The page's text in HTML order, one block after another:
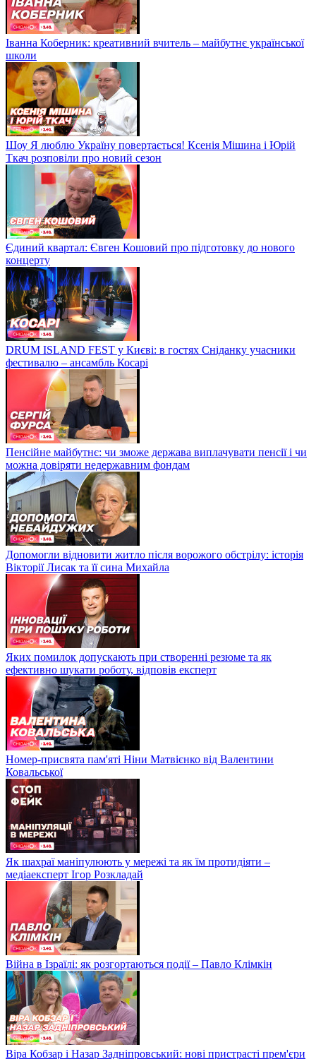
Іванна Коберник: креативний вчитель – майбутнє української
школи
Шоу Я люблю Україну повертається! Ксенія Мішина і Юрій
Ткач розповіли про новий сезон
Єдиний квартал: Євген Кошовий про підготовку до нового
концерту
DRUM ISLAND FEST у Києві: в гостях Сніданку учасники
фестивалю – ансамбль Косарі
Пенсійне майбутнє: чи зможе держава виплачувати пенсії і чи
можна довіряти недержавним фондам
Допомогли відновити житло після ворожого обстрілу: історія
Вікторії Лисак та її сина Михайла
Яких помилок допускають при створенні резюме та як
ефективно шукати роботу, відповів експерт
Номер-присвята пам'яті Ніни Матвієнко від Валентини
Ковальської
Як шахраї маніпулюють у мережі та як їм протидіяти –
медіаексперт Ігор Розкладай
Війна в Ізраїлі: як розгортаються події – Павло Клімкін
Віра Кобзар і Назар Задніпровський: нові пристрасті прем'єри